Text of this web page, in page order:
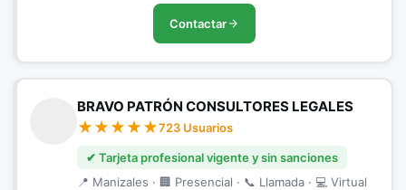
Contactar
BRAVO PATRÓN CONSULTORES LEGALES
723 Usuarios
✔ Tarjeta profesional vigente y sin sanciones
📍 Manizales · 🏢 Presencial · 📞 Llamada · 💻 Virtual